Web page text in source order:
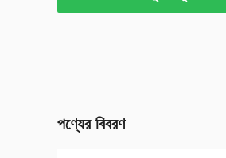
পণ্যের বিবরণ